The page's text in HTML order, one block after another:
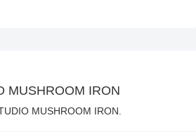
MUSHROOM IRON
MUSHROOM IRON.